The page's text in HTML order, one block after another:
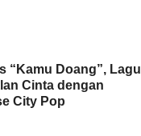
“Kamu Doang”, Lagu
Cinta dengan
City Pop